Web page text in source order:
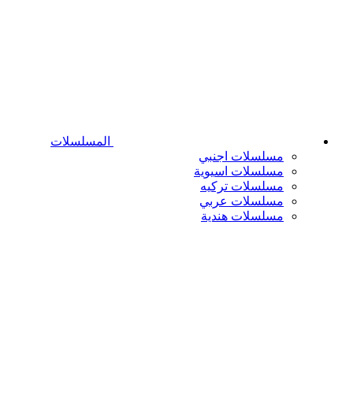
المسلسلات
مسلسلات اجنبي
مسلسلات اسيوية
مسلسلات تركيه
مسلسلات عربي
مسلسلات هندية